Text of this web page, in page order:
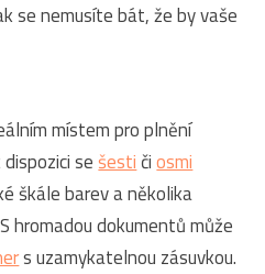
se nemusíte bát, že by vaše
místem pro plnění
dispozici sešesti čiosmi
škále barev a několika
hromadou dokumentů může
s uzamykatelnou zásuvkou.